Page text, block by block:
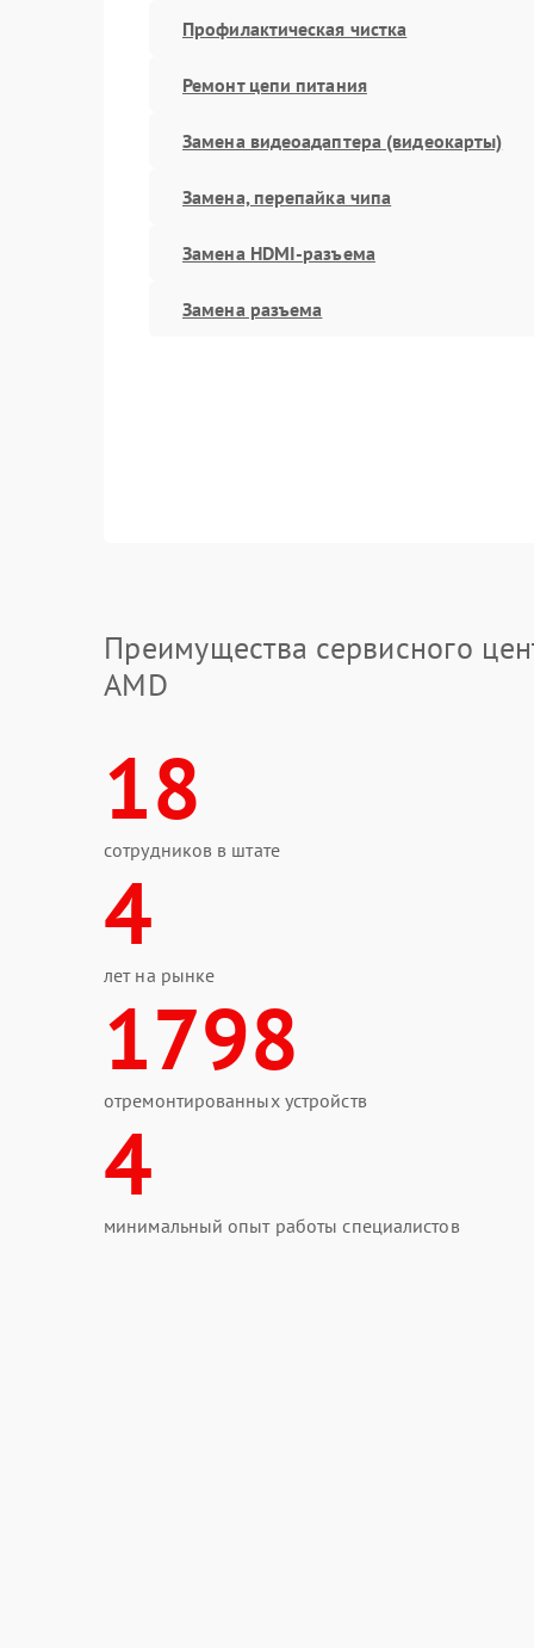
Профилактическая чистка
Ремонт цепи питания
Замена видеоадаптера (видеокарты)
Замена, перепайка чипа
Замена HDMI-разъема
Замена разъема
Преимущества сервисного
AMD
18
сотрудников в штате
4
лет на рынке
1798
отремонтированных устройств
4
минимальный опыт работы специалистов